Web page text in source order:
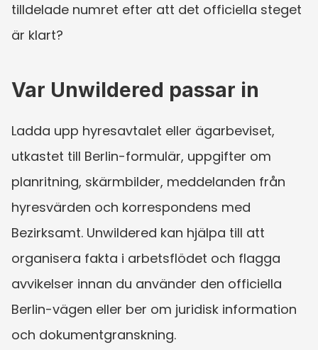
tilldelade numret efter att det officiella steget
är klart?
Var Unwildered passar in
Ladda upp hyresavtalet eller ägarbeviset,
utkastet till Berlin-formulär, uppgifter om
planritning, skärmbilder, meddelanden från
hyresvärden och korrespondens med
Bezirksamt. Unwildered kan hjälpa till att
organisera fakta i arbetsflödet och flagga
avvikelser innan du använder den officiella
Berlin-vägen eller ber om juridisk information
och dokumentgranskning.